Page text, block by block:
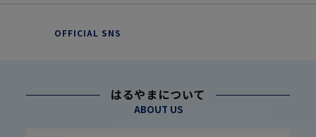
OFFICIAL SNS
はるやまについて
ABOUT US